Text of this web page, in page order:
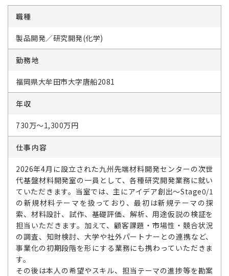
職種
製品開発／研究開発(化学)
勤務地
福岡県大牟田市大字唐船2081
年収
730万～1,300万円
仕事内容
2026年4月に設立された九州先端材料開発センターの次世
代基盤材料開発室の一員として、各種研究開発業務に就い
ていただきます。当室では、主にアイデア創出～Stage0/1
の新規材料テーマを扱っており、最初は新規テーマの探
索、材料設計、試作、基礎評価、解析、用途仮説の検証を
担当いただきます。加えて、顧客課題・市場性・競合状況
の調査、知財検討、大学や社外パートナーとの連携など、
事業化の初期段階を形にする業務にも携わっていただきま
す。
その後は本人の希望やスキル、担当テーマの進捗等を勘案